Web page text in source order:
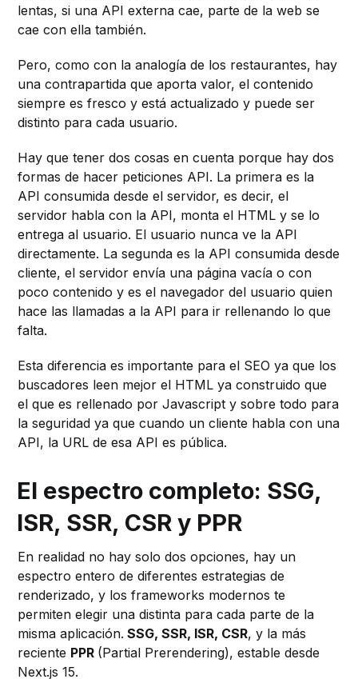
lentas, si una API externa cae, parte de la web se
cae con ella también.
Pero, como con la analogía de los restaurantes, hay
una contrapartida que aporta valor, el contenido
siempre es fresco y está actualizado y puede ser
distinto para cada usuario.
Hay que tener dos cosas en cuenta porque hay dos
formas de hacer peticiones API. La primera es la
API consumida desde el servidor, es decir, el
servidor habla con la API, monta el HTML y se lo
entrega al usuario. El usuario nunca ve la API
directamente. La segunda es la API consumida desde
cliente, el servidor envía una página vacía o con
poco contenido y es el navegador del usuario quien
hace las llamadas a la API para ir rellenando lo que
falta.
Esta diferencia es importante para el SEO ya que los
buscadores leen mejor el HTML ya construido que
el que es rellenado por Javascript y sobre todo para
la seguridad ya que cuando un cliente habla con una
API, la URL de esa API es pública.
El espectro completo: SSG,
ISR, SSR, CSR y PPR
En realidad no hay solo dos opciones, hay un
espectro entero de diferentes estrategias de
renderizado, y los frameworks modernos te
permiten elegir una distinta para cada parte de la
misma aplicación. SSG, SSR, ISR, CSR, y la más
reciente PPR (Partial Prerendering), estable desde
Next.js 15.